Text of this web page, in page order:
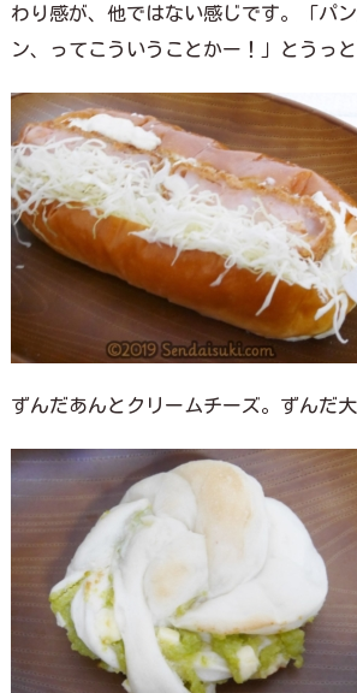
わり感が、他ではない感じです。「パ
ン、ってこういうことかー！」とうっと
ずんだあんとクリームチーズ。ずんだ大